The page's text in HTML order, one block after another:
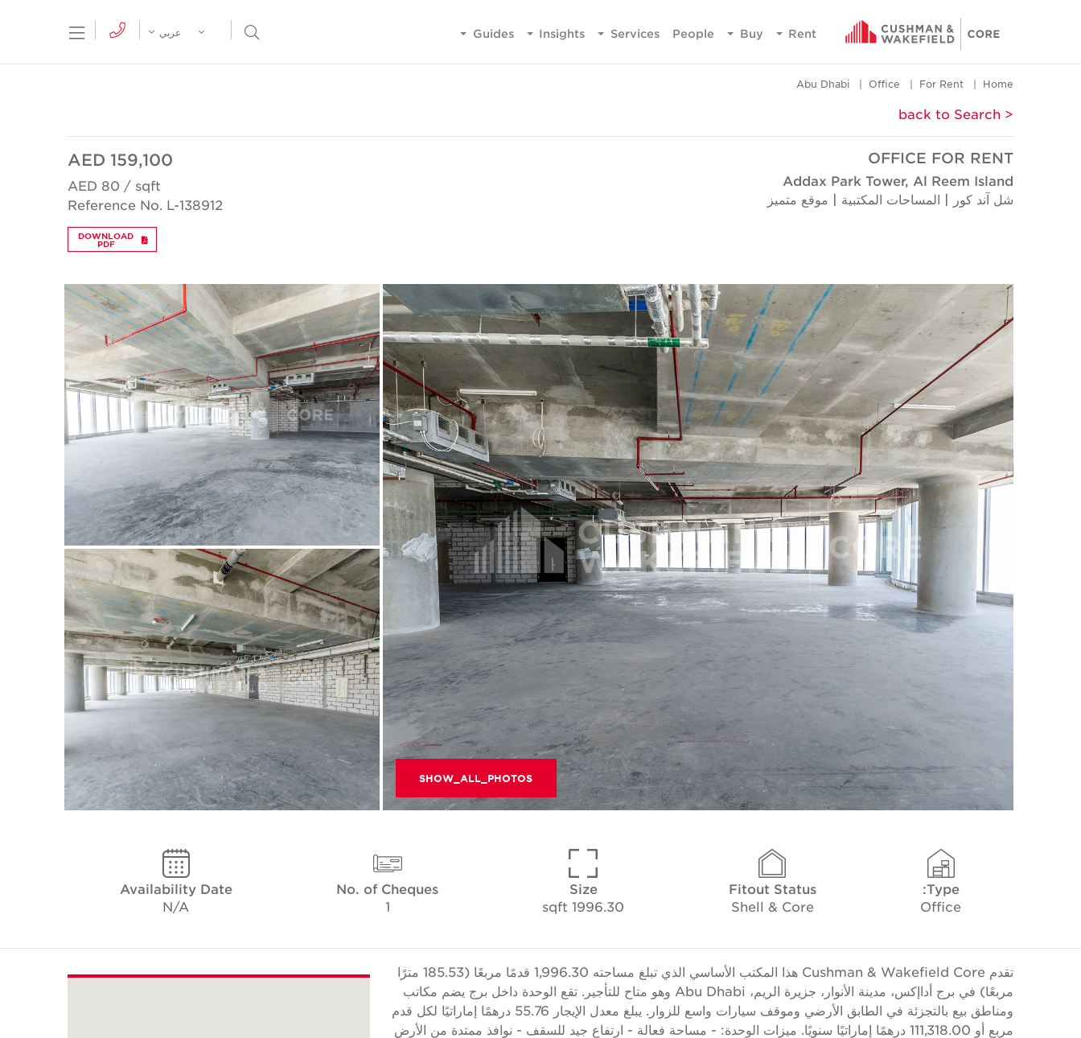
Rent
Buy
People
Services
Insights
Guides
Menu Open Search Menu
عربي
Home
For Rent
Office
Abu Dhabi
< back to Search
OFFICE FOR RENT
Addax Park Tower, Al Reem Island
شل آند كور | المساحات المكتبية | موقع متميز
AED 159,100
AED 80 / sqft
Reference No. L-138912
DOWNLOAD
PDF
SHOW_ALL_PHOTOS
Type:
Office
Fitout Status
Shell & Core
Size
1996.30 sqft
No. of Cheques
1
Availability Date
N/A
تقدم Cushman & Wakefield Core هذا المكتب الأساسي الذي تبلغ مساحته 1,996.30 قدمًا مربعًا (185.53 مترًا
مربعًا) في برج أداإكس، مدينة الأنوار، جزيرة الريم، Abu Dhabi وهو متاح للتأجير. تقع الوحدة داخل برج يضم مكاتب
ومناطق بيع بالتجزئة في الطابق الأرضي وموقف سيارات واسع للزوار. يبلغ معدل الإيجار 55.76 درهمًا إماراتيًا لكل قدم
مربع أو 111,318.00 درهمًا إماراتيًا سنويًا. ميزات الوحدة: - مساحة فعالة - ارتفاع جيد للسقف - نوافذ ممتدة من الأرض